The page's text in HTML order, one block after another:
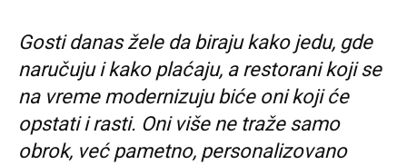
Gosti danas žele da biraju kako jedu, gde
naručuju i kako plaćaju, a restorani koji se
na vreme modernizuju biće oni koji će
opstati i rasti. Oni više ne traže samo
obrok, već pametno, personalizovano